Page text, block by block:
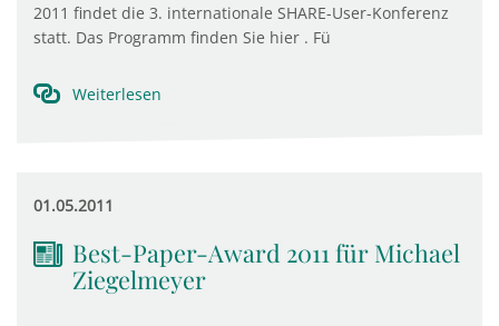
2011 findet die 3. internationale SHARE-User-Konferenz
statt. Das Programm finden Sie hier . Fü
Weiterlesen
01.05.2011
Best-Paper-Award 2011 für Michael
Ziegelmeyer